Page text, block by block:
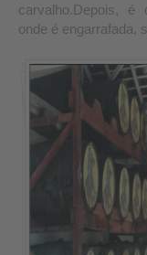
carvalho.Depois, é
onde é engarrafada,